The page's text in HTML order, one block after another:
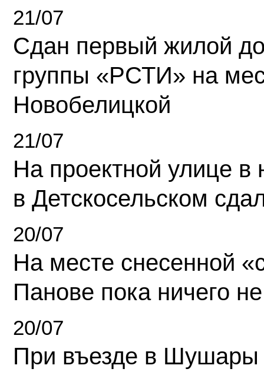
21/07
Сдан первый жилой
группы «РСТИ» на
Новобелицкой
21/07
На проектной улице
в Детскосельском
20/07
На месте снесенной
Панове пока ничего
20/07
При въезде в Шушары